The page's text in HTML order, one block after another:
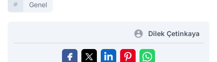
Genel
Dilek Çetinkaya